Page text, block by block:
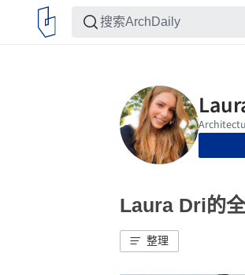
Laura Dri的
整理